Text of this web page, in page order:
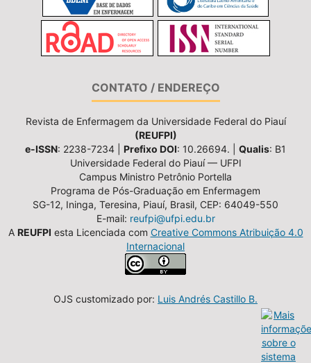
CONTATO / ENDEREÇO
Revista de Enfermagem da Universidade Federal do Piauí
(REUFPI)
e-ISSN: 2238-7234 | Prefixo DOI: 10.26694. | Qualis: B1
Universidade Federal do Piauí — UFPI
Campus Ministro Petrônio Portella
Programa de Pós-Graduação em Enfermagem
SG-12, Ininga, Teresina, Piauí, Brasil, CEP: 64049-550
E-mail: reufpi@ufpi.edu.br
A REUFPI esta Licenciada com Creative Commons Atribuição 4.0
Internacional
OJS customizado por: Luis Andrés Castillo B.